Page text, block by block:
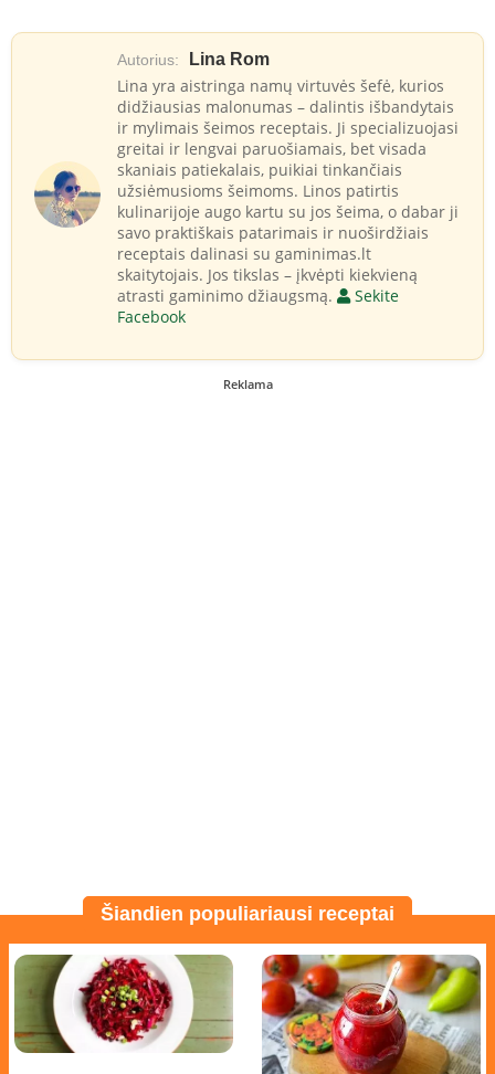
Autorius: Lina Rom
Lina yra aistringa namų virtuvės šefė, kurios
didžiausias malonumas – dalintis išbandytais
ir mylimais šeimos receptais. Ji specializuojasi
greitai ir lengvai paruošiamais, bet visada
skaniais patiekalais, puikiai tinkančiais
užsiėmusioms šeimoms. Linos patirtis
kulinarijoje augo kartu su jos šeima, o dabar ji
savo praktiškais patarimais ir nuoširdžiais
receptais dalinasi su gaminimas.lt
skaitytojais. Jos tikslas – įkvėpti kiekvieną
atrasti gaminimo džiaugsmą.
Sekite
Facebook
Reklama
Šiandien populiariausi receptai